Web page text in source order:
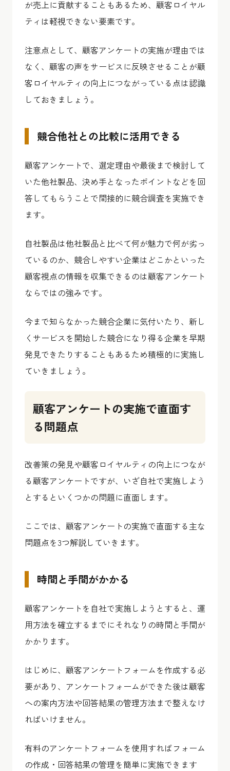
が売上に貢献することもあるため、顧客ロイヤル
ティは軽視できない要素です。
注意点として、顧客アンケートの実施が理由では
なく、顧客の声をサービスに反映させることが顧
客ロイヤルティの向上につながっている点は認識
しておきましょう。
競合他社との比較に活用できる
顧客アンケートで、選定理由や最後まで検討して
いた他社製品、決め手となったポイントなどを回
答してもらうことで間接的に競合調査を実施でき
ます。
自社製品は他社製品と比べて何が魅力で何が劣っ
ているのか、競合しやすい企業はどこかといった
顧客視点の情報を収集できるのは顧客アンケート
ならではの強みです。
今まで知らなかった競合企業に気付いたり、新し
くサービスを開始した競合になり得る企業を早期
発見できたりすることもあるため積極的に実施し
ていきましょう。
顧客アンケートの実施で直面す
る問題点
改善策の発見や顧客ロイヤルティの向上につなが
る顧客アンケートですが、いざ自社で実施しよう
とするといくつかの問題に直面します。
ここでは、顧客アンケートの実施で直面する主な
問題点を3つ解説していきます。
時間と手間がかかる
顧客アンケートを自社で実施しようとすると、運
用方法を確立するまでにそれなりの時間と手間が
かかります。
はじめに、顧客アンケートフォームを作成する必
要があり、アンケートフォームができた後は顧客
への案内方法や回答結果の管理方法まで整えなけ
ればいけません。
有料のアンケートフォームを使用すればフォーム
の作成・回答結果の管理を簡単に実施できます